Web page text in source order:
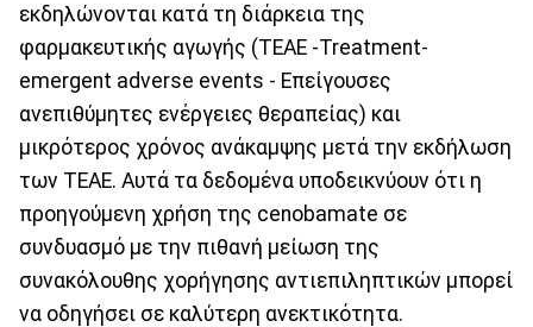
εκδηλώνονται κατά τη διάρκεια της
φαρμακευτικής αγωγής (ΤΕΑΕ -Treatment-
emergent adverse events - Επείγουσες
ανεπιθύμητες ενέργειες θεραπείας) και
μικρότερος χρόνος ανάκαμψης μετά την εκδήλωση
των ΤΕΑΕ. Αυτά τα δεδομένα υποδεικνύουν ότι η
προηγούμενη χρήση της cenobamate σε
συνδυασμό με την πιθανή μείωση της
συνακόλουθης χορήγησης αντιεπιληπτικών μπορεί
να οδηγήσει σε καλύτερη ανεκτικότητα.